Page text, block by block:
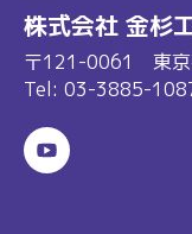
株式会社 金杉
〒121-0061 東京
Tel: 03-3885-